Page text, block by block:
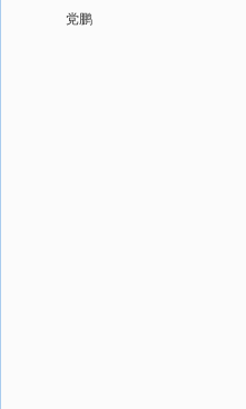
党鹏